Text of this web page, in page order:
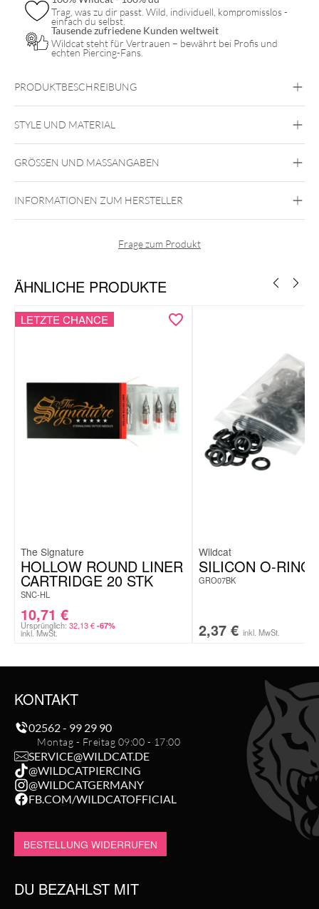
Trag, was zu dir passt. Wild, individuell, kompromisslos -
einfach du selbst.
Tausende zufriedene Kunden weltweit
Wildcat steht für Vertrauen – bewährt bei Profis und
echten Piercing-Fans.
PRODUKTBESCHREIBUNG
STYLE UND MATERIAL
Critical Tattoo
Aluminium
GRÖSSEN UND MASSANGABEN
INFORMATIONEN ZUM HERSTELLER
Frage zum Produkt
ÄHNLICHE PRODUKTE
LETZTE CHANCE
The Signature
HOLLOW ROUND LINER
CARTRIDGE 20 STK
SNC-HL
10,71 €
Ursprünglich: 32,13€ -67%
inkl. MwSt.
Wildcat
SILICON O-RING
GRO07BK
2,37 € inkl. MwSt.
KONTAKT
02562 - 99 29 90
Montag - Freitag 09:00 - 17:00
SERVICE@WILDCAT.DE
@WILDCATPIERCING
@WILDCATGERMANY
FB.COM/WILDCATOFFICIAL
BESTELLUNG WIDERRUFEN
DU BEZAHLST MIT